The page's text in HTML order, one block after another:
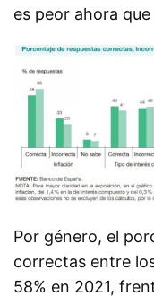
es peor ahora que
Por género, el
correctas entre
58% en 2021,